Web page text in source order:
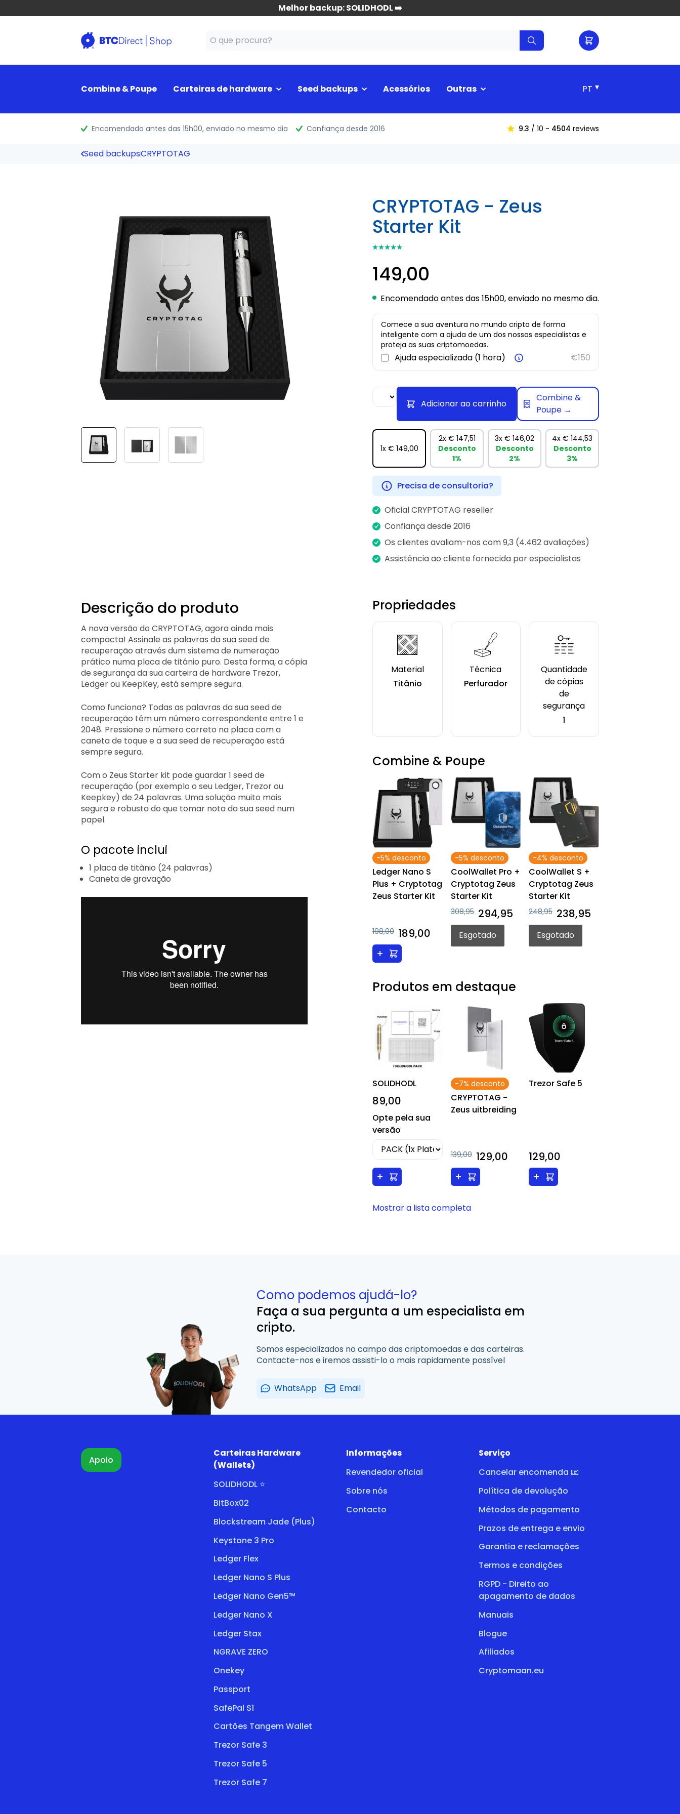
Melhor backup: SOLIDHODL ➡️
Combine & Poupe Carteiras de hardware Seed backups Acessórios Outras ▾
Encomendado antes das 15h00, enviado no mesmo dia Confiança desde 2016 9.3 / 10 - 4504 reviews
Seed backupsCRYPTOTAG
CRYPTOTAG - Zeus
Starter Kit
⭑⭑⭑⭑⭑
⭑⭑⭑⭑⭑
149,00
Encomendado antes das 15h00, enviado no mesmo dia.
Comece a sua aventura no mundo cripto de forma
inteligente com a ajuda de um dos nossos especialistas e
proteja as suas criptomoedas.
Ajuda especializada (1 hora) €150
Adicionar ao carrinho
Combine &
Poupe →
1x € 149,00
2x € 147,51
Desconto
1%
3x € 146,02
Desconto
2%
4x € 144,53
Desconto
3%
Precisa de consultoria?
Oficial CRYPTOTAG reseller
Confiança desde 2016
Os clientes avaliam-nos com 9,3 (4.462 avaliações)
Assistência ao cliente fornecida por especialistas
Descrição do produto
A nova versão do CRYPTOTAG, agora ainda mais
compacta! Assinale as palavras da sua seed de
recuperação através dum sistema de numeração
prático numa placa de titânio puro. Desta forma, a cópia
de segurança da sua carteira de hardware Trezor,
Ledger ou KeepKey, está sempre segura.
Como funciona? Todas as palavras da sua seed de
recuperação têm um número correspondente entre 1 e
2048. Pressione o número correto na placa com a
caneta de toque e a sua seed de recuperação está
sempre segura.
Com o Zeus Starter kit pode guardar 1 seed de
recuperação (por exemplo o seu Ledger, Trezor ou
Keepkey) de 24 palavras. Uma solução muito mais
segura e robusta do que tomar nota da sua seed num
papel.
O pacote inclui
1 placa de titânio (24 palavras)
Caneta de gravação
Propriedades
Material
Titânio
Técnica
Perfurador
Quantidade
de cópias
de
segurança
1
Combine & Poupe
-5% desconto
Ledger Nano S
Plus + Cryptotag
Zeus Starter Kit
198,00 189,00
+
-5% desconto
CoolWallet Pro +
Cryptotag Zeus
Starter Kit
308,95 294,95
Esgotado
-4% desconto
CoolWallet S +
Cryptotag Zeus
Starter Kit
248,95 238,95
Esgotado
Produtos em destaque
SOLIDHODL
89,00
Opte pela sua
versão
+
-7% desconto
CRYPTOTAG -
Zeus uitbreiding
139,00 129,00
+
Trezor Safe 5
129,00
+
Mostrar a lista completa
Como podemos ajudá-lo?
Faça a sua pergunta a um especialista em
cripto.
Somos especializados no campo das criptomoedas e das carteiras.
Contacte-nos e iremos assisti-lo o mais rapidamente possível
WhatsApp Email
Apoio
Carteiras Hardware
(Wallets)
SOLIDHODL ⭐
BitBox02
Blockstream Jade (Plus)
Keystone 3 Pro
Ledger Flex
Ledger Nano S Plus
Ledger Nano Gen5™
Ledger Nano X
Ledger Stax
NGRAVE ZERO
Onekey
Passport
SafePal S1
Cartões Tangem Wallet
Trezor Safe 3
Trezor Safe 5
Trezor Safe 7
Informações
Revendedor oficial
Sobre nós
Contacto
Serviço
Cancelar encomenda 📧
Política de devolução
Métodos de pagamento
Prazos de entrega e envio
Garantia e reclamações
Termos e condições
RGPD - Direito ao
apagamento de dados
Manuais
Blogue
Afiliados
Cryptomaan.eu